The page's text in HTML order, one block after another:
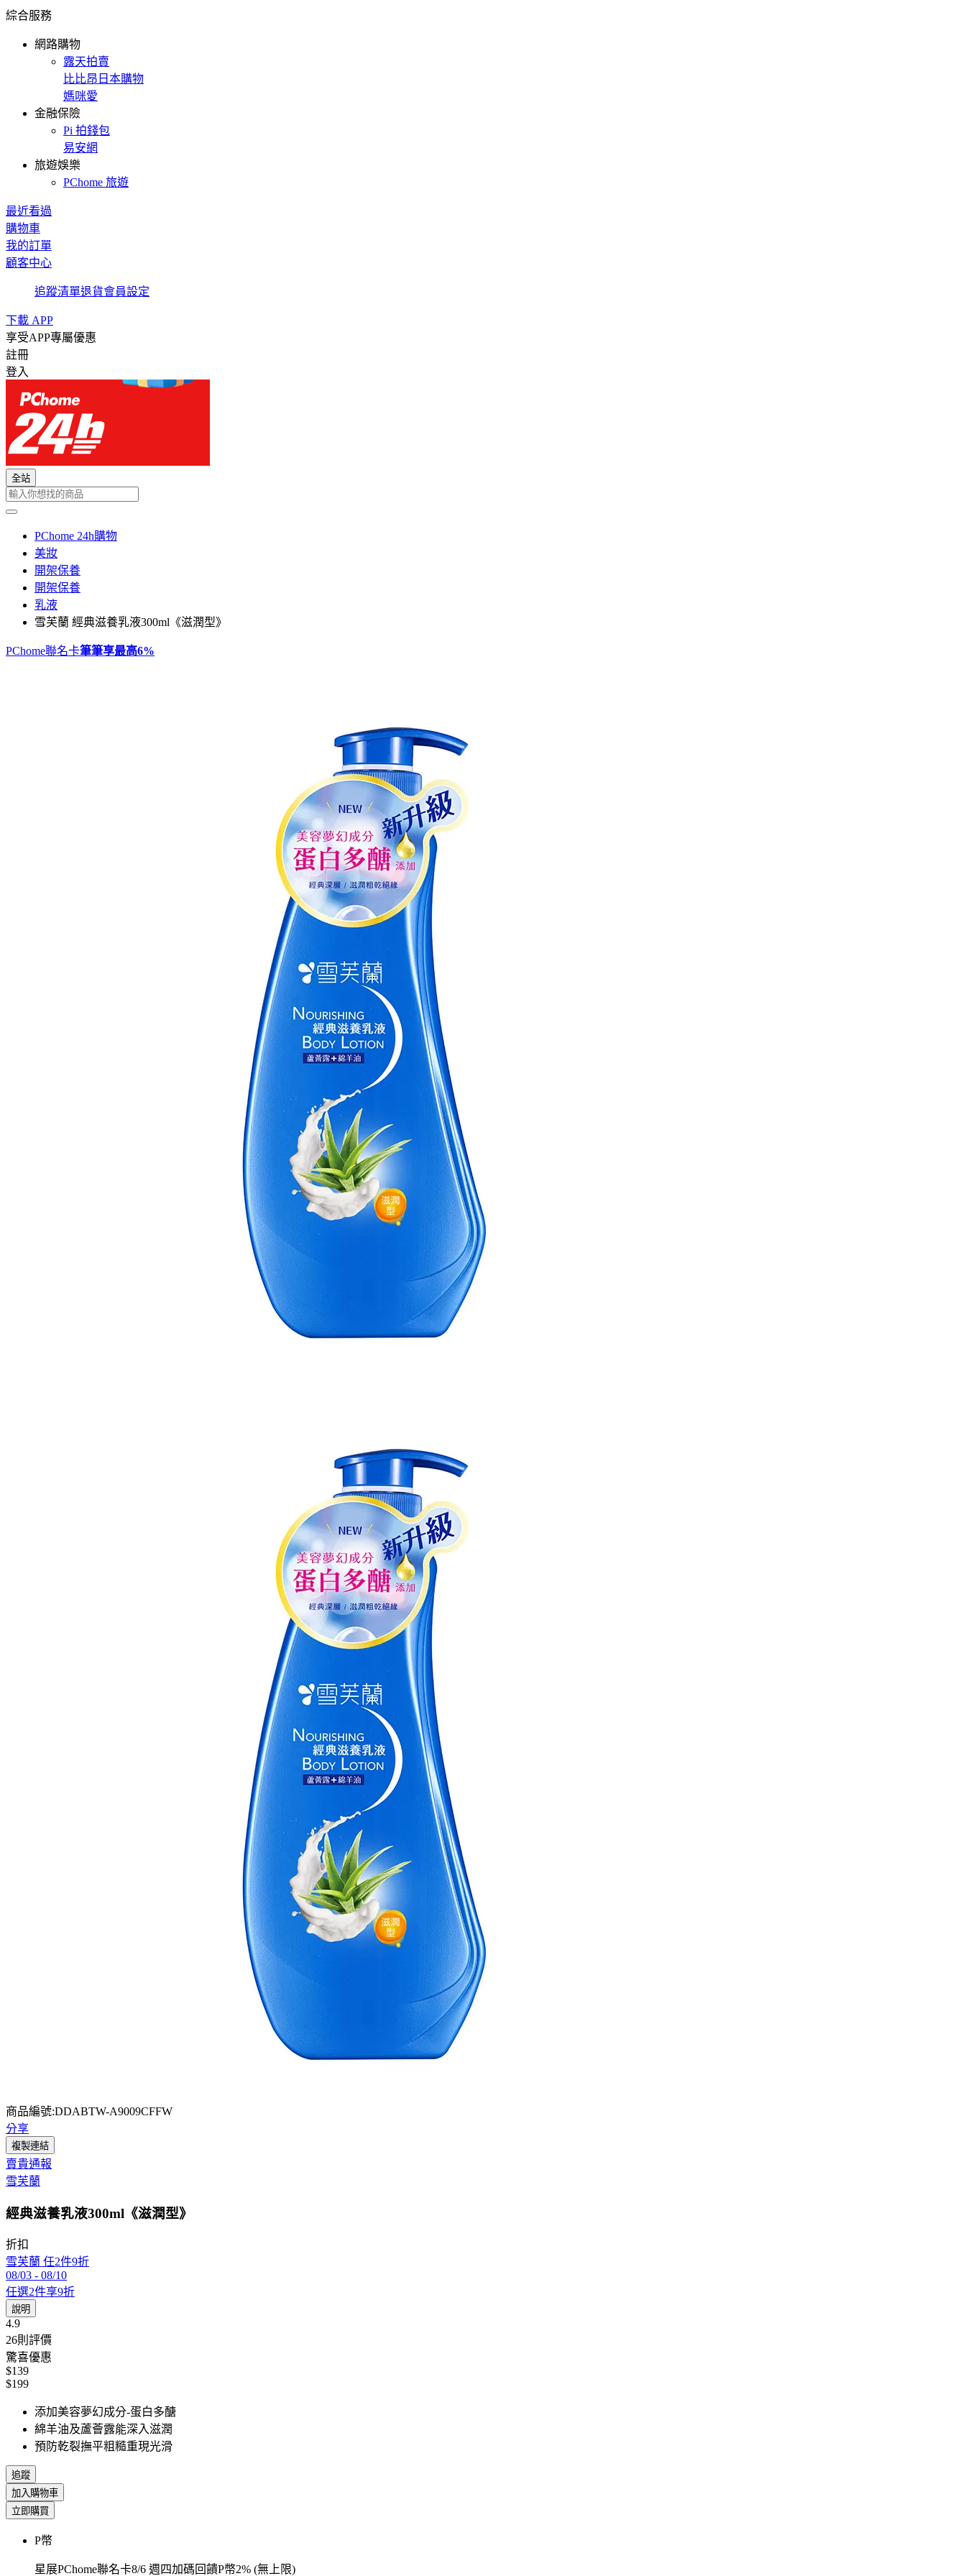
綜合服務
網路購物
露天拍賣
比比昂日本購物
媽咪愛
金融保險
Pi 拍錢包
易安網
旅遊娛樂
PChome 旅遊
最近看過
購物車
我的訂單
顧客中心
追蹤清單退貨會員設定
下載 APP
享受APP專屬優惠
註冊
登入
全站
PChome 24h購物
美妝
開架保養
開架保養
乳液
雪芙蘭 經典滋養乳液300ml《滋潤型》
PChome聯名卡筆筆享最高6%
商品編號:DDABTW-A9009CFFW
分享
複製連結
賣貴通報
雪芙蘭
經典滋養乳液300ml《滋潤型》
折扣
雪芙蘭 任2件9折
08/03 - 08/10
任選2件享9折
說明
4.9
26則評價
驚喜優惠
$139
$199
添加美容夢幻成分-蛋白多醣
綿羊油及蘆薈露能深入滋潤
預防乾裂撫平粗糙重現光滑
追蹤
加入購物車
立即購買
P幣
星展PChome聯名卡8/6 週四加碼回饋P幣2% (無上限)